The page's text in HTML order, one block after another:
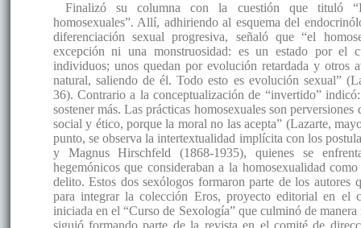
Finalizó su columna con la cuestión que tituló
homosexuales”. Allí, adhiriendo al esquema del
diferenciación sexual progresiva, señaló que “el
excepción ni una monstruosidad: es un estado por el
individuos; unos quedan por evolución retardada y otros
natural, saliendo de él. Todo esto es evolución sexual”
36). Contrario a la conceptualización de “invertido”
sostener más. Las prácticas homosexuales son perversiones
social y ético, porque la moral no las acepta” (Lazarte,
punto, se observa la intertextualidad implícita con los
y Magnus Hirschfeld (1868-1935), quienes se
hegemónicos que consideraban a la homosexualidad
delito. Estos dos sexólogos formaron parte de los autores
para integrar la colección Eros, proyecto editorial en el
iniciada en el “Curso de Sexología” que culminó de